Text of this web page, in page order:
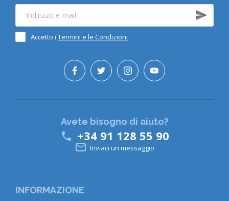
Accetto i Termini e le Condizioni
INFORMAZIONE
Avete bisogno di aiuto?
 +34 91 128 55 90
 Inviaci un messaggio